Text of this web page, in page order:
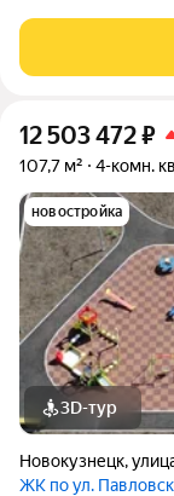
реализован
будет
12 503 472₽
107,7 м² 4-комн.
новостройка
3D-тур
Новокузнецк,
ЖК по ул.